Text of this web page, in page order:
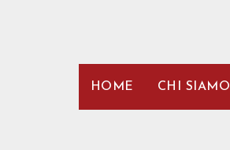
HOME CHI SIAMO